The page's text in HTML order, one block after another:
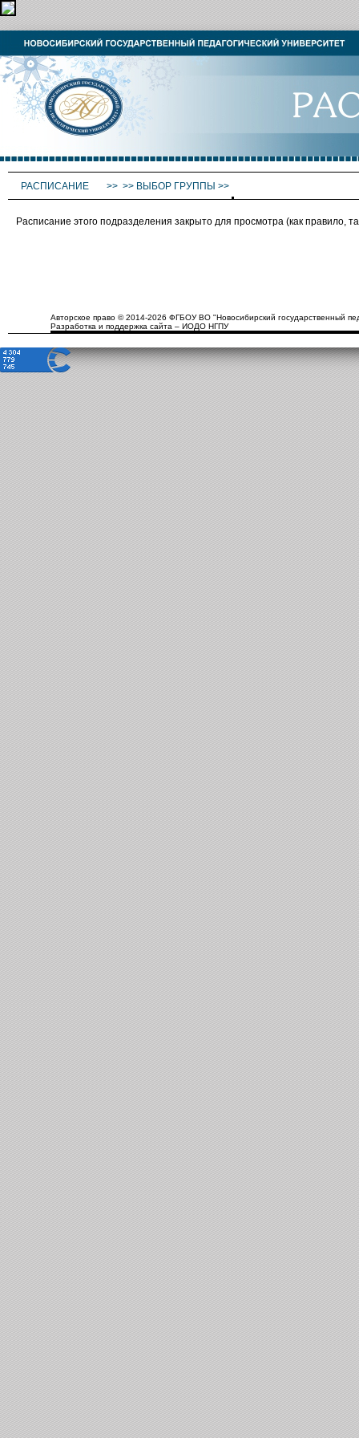
РАСПИСАНИЕ >> >> ВЫБОР ГРУППЫ >>
Расписание этого подразделения закрыто для просмотра (как
Авторское право © 2014-2026 ФГБОУ ВО "Новосибирский государственный
Разработка и поддержка сайта – ИОДО НГПУ